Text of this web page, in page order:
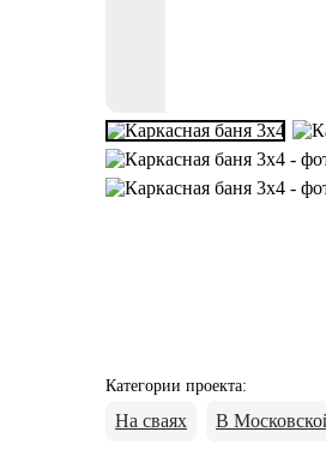
Категории проекта:
На сваях В